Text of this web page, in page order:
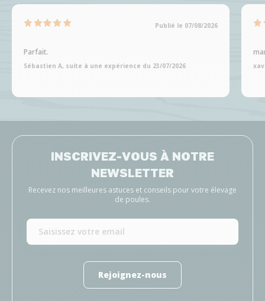
Publié le 07/08/2026
Parfait.
Sébastien A, suite à une expérience du 23/07/2026
INSCRIVEZ-VOUS À NOTRE
NEWSLETTER
Recevez nos meilleures astuces et conseils pour votre élevage
de poules.
Rejoignez-nous